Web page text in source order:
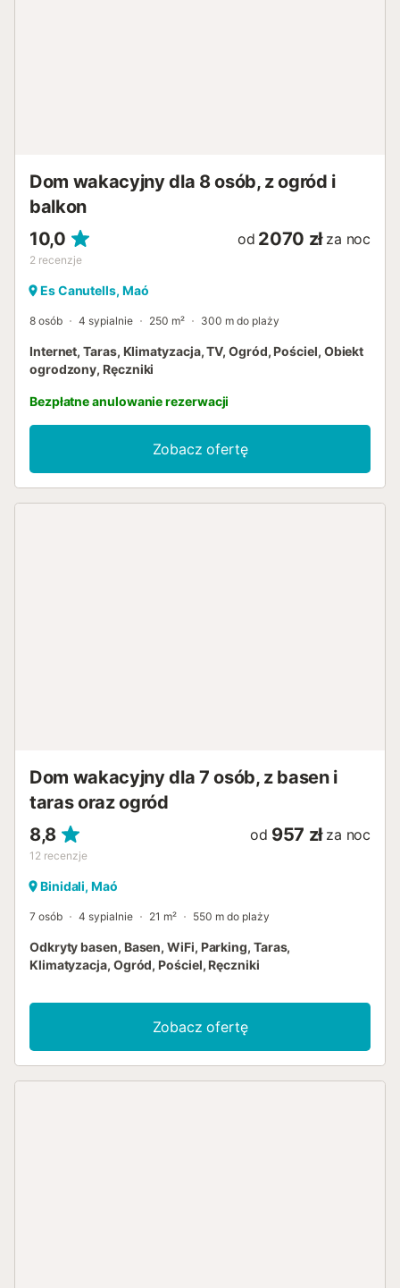
Dom wakacyjny dla 8 osób, z ogród i
balkon
10,0
2 recenzje
od 2070 zł za noc
Es Canutells, Maó
8 osób 4 sypialnie 250 m² 300 m do plaży
Internet, Taras, Klimatyzacja, TV, Ogród, Pościel, Obiekt
ogrodzony, Ręczniki
Bezpłatne anulowanie rezerwacji
Zobacz ofertę
Dom wakacyjny dla 7 osób, z basen i
taras oraz ogród
8,8
12 recenzje
od 957 zł za noc
Binidali, Maó
7 osób 4 sypialnie 21 m² 550 m do plaży
Odkryty basen, Basen, WiFi, Parking, Taras,
Klimatyzacja, Ogród, Pościel, Ręczniki
Zobacz ofertę